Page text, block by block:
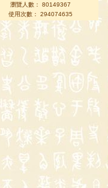
瀏覽人數： 80149367
使用次數： 294074635